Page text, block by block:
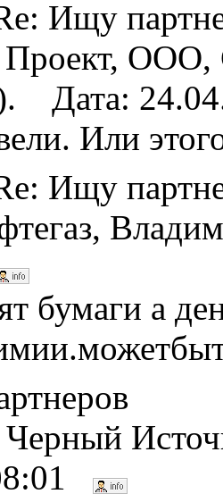
Ищу
Проект,
Дата:
Или
Ищу
бумаги а